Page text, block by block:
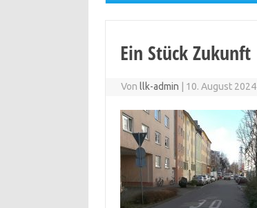
Ein Stück Zukunft
Von llk-admin 10. August 2024